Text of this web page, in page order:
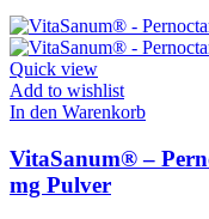
Quick view
Add to wishlist
In den Warenkorb
VitaSanum® –
mg Pulver